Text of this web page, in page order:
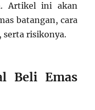
Artikel ini akan
batangan, cara
serta risikonya.
Beli Emas